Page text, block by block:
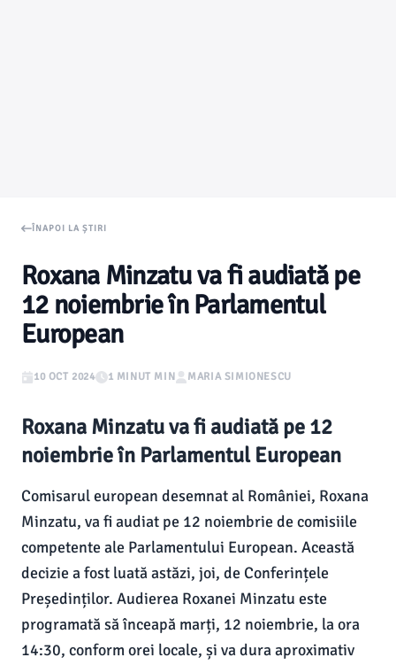
ÎNAPOI LA ȘTIRI
Roxana Minzatu va fi audiată pe
12 noiembrie în Parlamentul
European
10 OCT 2024 1 MINUT MIN MARIA SIMIONESCU
Roxana Minzatu va fi audiată pe 12
noiembrie în Parlamentul European
Comisarul european desemnat al României, Roxana
Minzatu, va fi audiat pe 12 noiembrie de comisiile
competente ale Parlamentului European. Această
decizie a fost luată astăzi, joi, de Conferințele
Președinților. Audierea Roxanei Minzatu este
programată să înceapă marți, 12 noiembrie, la ora
14:30, conform orei locale, și va dura aproximativ